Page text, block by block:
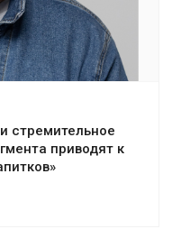
стремительное
приводят к